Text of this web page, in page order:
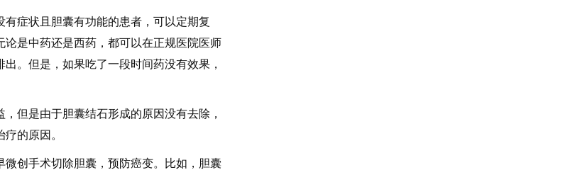
症状且胆囊有功能的患者，可以定期复
是中药还是西药，都可以在正规医院医师
。但是，如果吃了一段时间药没有效果，
但是由于胆囊结石形成的原因没有去除，
的原因。
创手术切除胆囊，预防癌变。比如，胆囊